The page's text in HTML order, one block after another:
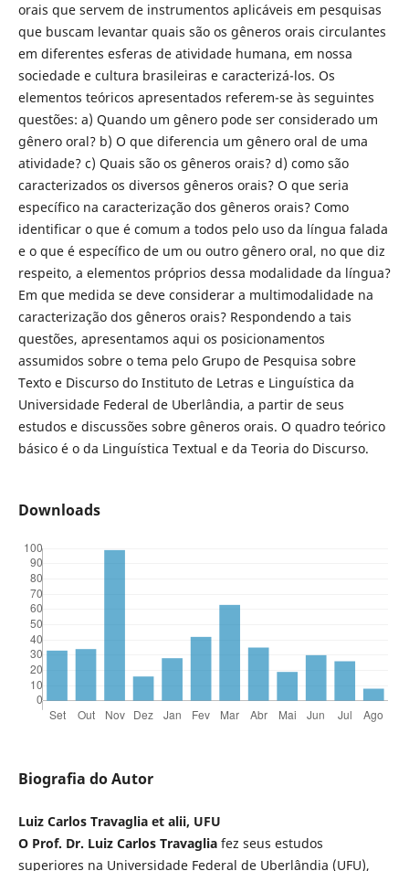
orais que servem de instrumentos aplicáveis em pesquisas
que buscam levantar quais são os gêneros orais circulantes
em diferentes esferas de atividade humana, em nossa
sociedade e cultura brasileiras e caracterizá-los. Os
elementos teóricos apresentados referem-se às seguintes
questões: a) Quando um gênero pode ser considerado um
gênero oral? b) O que diferencia um gênero oral de uma
atividade? c) Quais são os gêneros orais? d) como são
caracterizados os diversos gêneros orais? O que seria
específico na caracterização dos gêneros orais? Como
identificar o que é comum a todos pelo uso da língua falada
e o que é específico de um ou outro gênero oral, no que diz
respeito, a elementos próprios dessa modalidade da língua?
Em que medida se deve considerar a multimodalidade na
caracterização dos gêneros orais? Respondendo a tais
questões, apresentamos aqui os posicionamentos
assumidos sobre o tema pelo Grupo de Pesquisa sobre
Texto e Discurso do Instituto de Letras e Linguística da
Universidade Federal de Uberlândia, a partir de seus
estudos e discussões sobre gêneros orais. O quadro teórico
básico é o da Linguística Textual e da Teoria do Discurso.
Downloads
Biografia do Autor
Luiz Carlos Travaglia et alii, UFU
O Prof. Dr. Luiz Carlos Travagliafez seus estudos
superiores na Universidade Federal de Uberlândia (UFU),